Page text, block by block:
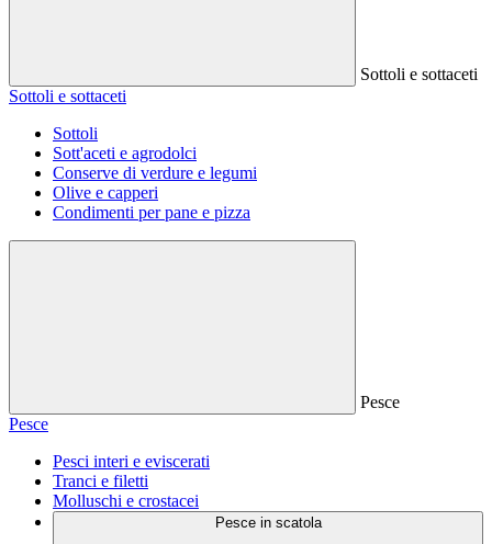
Sottoli e sottaceti
Sottoli e sottaceti
Sottoli
Sott'aceti e agrodolci
Conserve di verdure e legumi
Olive e capperi
Condimenti per pane e pizza
Pesce
Pesce
Pesci interi e eviscerati
Tranci e filetti
Molluschi e crostacei
Pesce in scatola